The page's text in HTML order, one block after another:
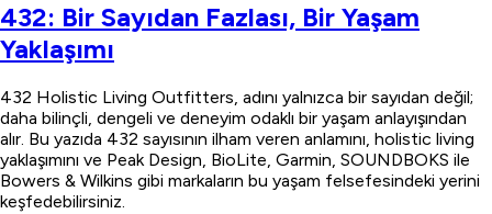
432: Bir Sayıdan Fazlası, Bir Yaşam
Yaklaşımı
432 Holistic Living Outfitters, adını yalnızca bir sayıdan değil;
daha bilinçli, dengeli ve deneyim odaklı bir yaşam anlayışından
alır. Bu yazıda 432 sayısının ilham veren anlamını, holistic living
yaklaşımını ve Peak Design, BioLite, Garmin, SOUNDBOKS ile
Bowers & Wilkins gibi markaların bu yaşam felsefesindeki yerini
keşfedebilirsiniz.